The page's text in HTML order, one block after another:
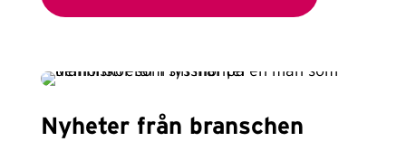
Nyheter från branschen